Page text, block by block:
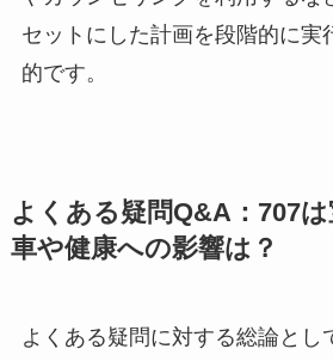
セットにした計画を段階的に実
的です。
よくある疑問Q&A：707
車や健康への影響は？
よくある疑問に対する総論とし